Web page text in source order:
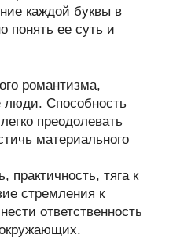
каждой буквы в
ее суть и
романтизма,
люди. Способность
преодолевать
материального
практичность, тяга к
стремления к
ответственность